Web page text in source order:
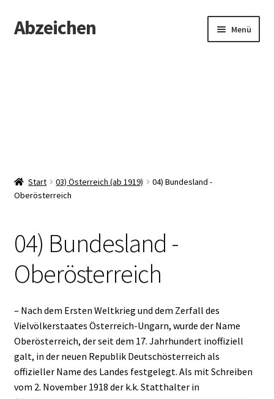
Zur
Navigation
Zum
Inhalt
Abzeichen Menü
Start 03) Österreich (ab 1919)
04) Bundesland -
Oberösterreich
04) Bundesland -
Oberösterreich
– Nach dem Ersten Weltkrieg und dem Zerfall des
Vielvölkerstaates Österreich-Ungarn, wurde der Name
Oberösterreich, der seit dem 17. Jahrhundert inoffiziell
galt, in der neuen Republik Deutschösterreich als
offizieller Name des Landes festgelegt. Als mit Schreiben
vom 2. November 1918 der k.k. Statthalter in